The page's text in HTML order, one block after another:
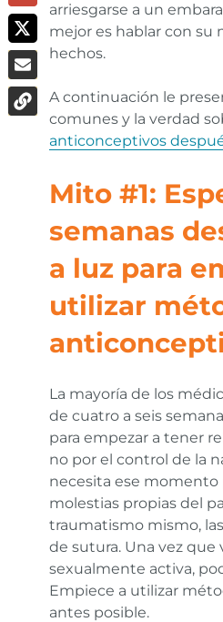
arriesgarse a un
mejor es hablar con su
hechos.
A continuación le
comunes y la verdad
anticonceptivos
Mito #1:
semanas
a luz para
utilizar
La mayoría de los
de cuatro a seis
para empezar a tener
no por el control de la
necesita ese momento
molestias propias del
traumatismo mismo,
de sutura. Una vez que
sexualmente activa,
Empiece a utilizar
antes posible.